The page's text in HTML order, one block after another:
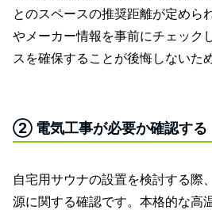
とのスペースの推奨距離が定めら
やメーカー情報を事前にチェック
スを確保することが後悔しないた
② 電気工事が必要か確認する
自宅用サウナの設置を検討する際
源に関する確認です。本格的な高